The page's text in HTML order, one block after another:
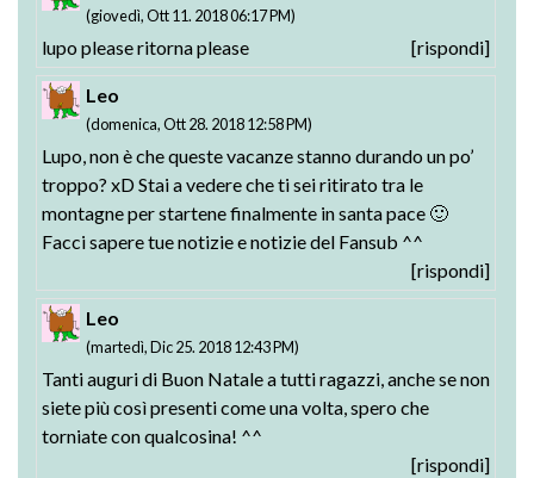
(giovedì, Ott 11. 2018 06:17 PM)
lupo please ritorna please [rispondi]
Leo
(domenica, Ott 28. 2018 12:58 PM)
Lupo, non è che queste vacanze stanno durando un po’
troppo? xD Stai a vedere che ti sei ritirato tra le
montagne per startene finalmente in santa pace 🙂
Facci sapere tue notizie e notizie del Fansub ^^
[rispondi]
Leo
(martedì, Dic 25. 2018 12:43 PM)
Tanti auguri di Buon Natale a tutti ragazzi, anche se non
siete più così presenti come una volta, spero che
torniate con qualcosina! ^^
[rispondi]